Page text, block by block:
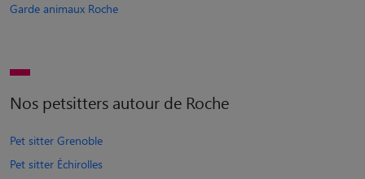
Garde animaux Roche
Nos petsitters autour de Roche
Pet sitter Grenoble
Pet sitter Échirolles